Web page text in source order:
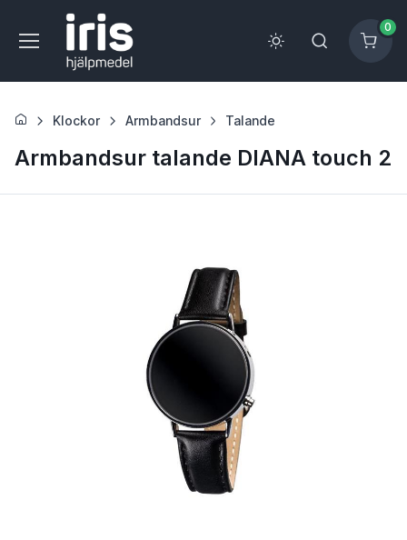
0
Klockor Armbandsur Talande
Armbandsur talande DIANA touch 2